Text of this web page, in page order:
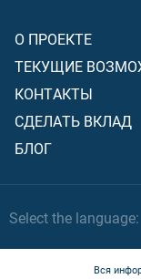
О ПРОЕКТЕ
ТЕКУЩИЕ
КОНТАКТЫ
СДЕЛАТЬ ВКЛАД
БЛОГ
Select the language:
Вся